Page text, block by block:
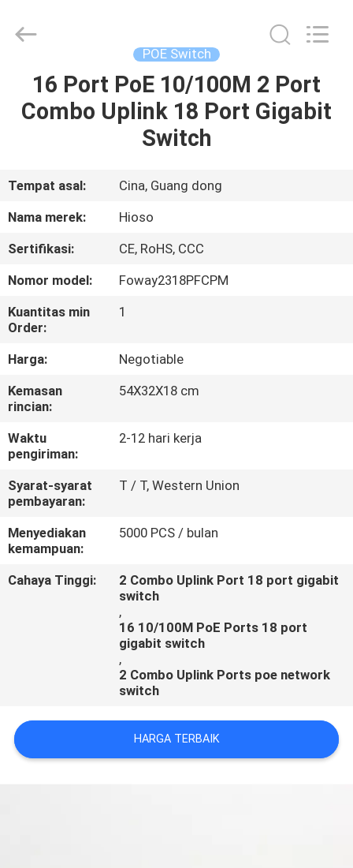
RUMAH
VIDEO
KAMI
TUR
PABRIK
KONTROL
KUALITAS
HUBUNGI
KAMI
BERITA
KASUS
Copyright
haishuo.com.
Rights
Reserved.
POE Switch
16 Port PoE 10/100M 2 Port
Combo Uplink 18 Port Gigabit
Switch
Tempat asal:
Cina, Guang dong
Nama merek:
Hioso
Sertifikasi:
CE, RoHS, CCC
Nomor model:
Foway2318PFCPM
Kuantitas min
Order:
1
Harga:
Negotiable
Kemasan
rincian:
54X32X18 cm
Waktu
pengiriman:
2-12 hari kerja
Syarat-syarat
pembayaran:
T / T, Western Union
Menyediakan
kemampuan:
5000 PCS / bulan
Cahaya Tinggi:
2 Combo Uplink Port 18 port gigabit
switch
,
16 10/100M PoE Ports 18 port
gigabit switch
,
2 Combo Uplink Ports poe network
switch
HARGA TERBAIK